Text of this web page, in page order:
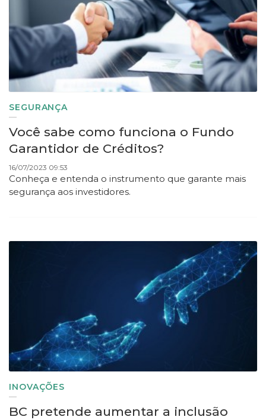
SEGURANÇA
Você sabe como funciona o Fundo
Garantidor de Créditos?
16/07/2023 09:53
Conheça e entenda o instrumento que garante mais
segurança aos investidores.
INOVAÇÕES
BC pretende aumentar a inclusão